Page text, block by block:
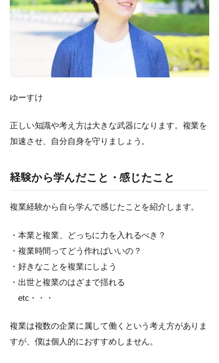
ゆーすけ
正しい知識や考え方は大きな武器になります。複業を
加速させ、自分自身を守りましょう。
経験から学んだこと・感じたこと
複業経験から自ら学んで感じたことを紹介します。
・本業と複業、どっちに力を入れるべき？
・複業時間ってどう作ればいいの？
・好きなことを複業にしよう
・出世と複業のはざまで揺れる
etc・・・
複業は複数の企業に属して働くという考え方がありま
すが、僕は個人的におすすめしません。